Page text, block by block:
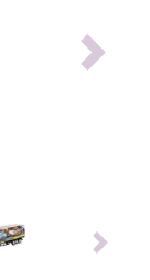
Next
Next